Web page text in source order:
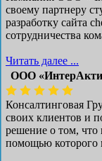
своему партнеру
разработку сайта
сотрудничества
Читать далее ...
ООО
Консалтинговая
своих клиентов и
решение о том,
помощью